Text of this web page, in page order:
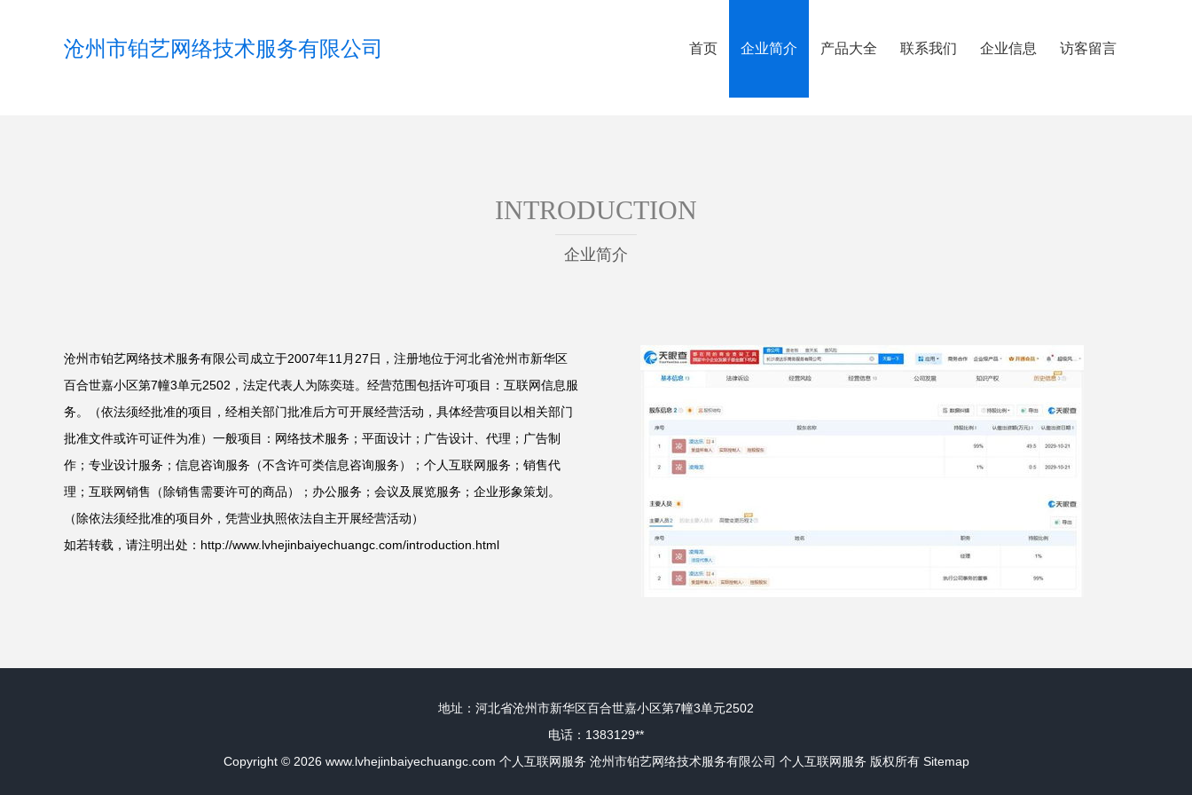
沧州市铂艺网络技术服务有限公司 首页 企业简介 产品大全 联系我们 企业信息 访客留言
INTRODUCTION
企业简介
沧州市铂艺网络技术服务有限公司成立于2007年11月27日，注册地位于河北省沧州市新华区
百合世嘉小区第7幢3单元2502，法定代表人为陈奕琏。经营范围包括许可项目：互联网信息服
务。（依法须经批准的项目，经相关部门批准后方可开展经营活动，具体经营项目以相关部门
批准文件或许可证件为准）一般项目：网络技术服务；平面设计；广告设计、代理；广告制
作；专业设计服务；信息咨询服务（不含许可类信息咨询服务）；个人互联网服务；销售代
理；互联网销售（除销售需要许可的商品）；办公服务；会议及展览服务；企业形象策划。
（除依法须经批准的项目外，凭营业执照依法自主开展经营活动）
如若转载，请注明出处：http://www.lvhejinbaiyechuangc.com/introduction.html
地址：河北省沧州市新华区百合世嘉小区第7幢3单元2502
电话：1383129**
Copyright © 2026 www.lvhejinbaiyechuangc.com 个人互联网服务 沧州市铂艺网络技术服务有限公司 个人互联网服务 版权所有 Sitemap